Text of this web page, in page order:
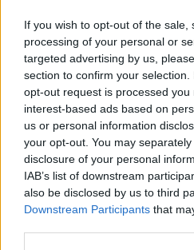
If you wish to opt-out of the
processing of your personal or
targeted advertising by us,
section to confirm your
opt-out request is processed you
interest-based ads based on
us or personal information
your opt-out. You may
disclosure of your personal
IAB’s list of downstream
also be disclosed by us to third
Downstream Participants that
οι συζητήσεις. Ωστόσο,
θα έλεγα ότι υπάρχει
ανανέωση, θέλω πολύ να
άνετα σε αυτή την
στην καθημερινότητά
είναι αίσιο το
θέλω να μείνω στον
Η αναφορά στον Γιάννη